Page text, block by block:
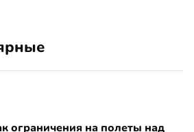
ограничения на полеты над